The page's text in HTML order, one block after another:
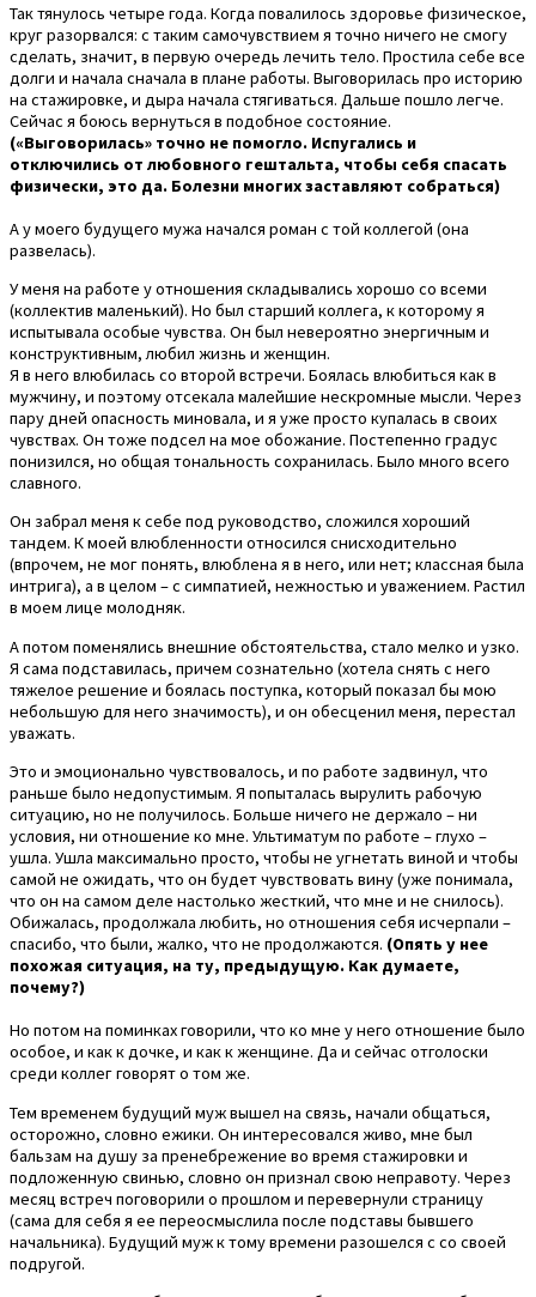
Так тянулось четыре года. Когда повалилось здоровье физическое,
круг разорвался: с таким самочувствием я точно ничего не смогу
сделать, значит, в первую очередь лечить тело. Простила себе все
долги и начала сначала в плане работы. Выговорилась про историю
на стажировке, и дыра начала стягиваться. Дальше пошло легче.
Сейчас я боюсь вернуться в подобное состояние.
(«Выговорилась» точно не помогло. Испугались и
отключились от любовного гештальта, чтобы себя спасать
физически, это да. Болезни многих заставляют собраться)
А у моего будущего мужа начался роман с той коллегой (она
развелась).
У меня на работе у отношения складывались хорошо со всеми
(коллектив маленький). Но был старший коллега, к которому я
испытывала особые чувства. Он был невероятно энергичным и
конструктивным, любил жизнь и женщин.
Я в него влюбилась со второй встречи. Боялась влюбиться как в
мужчину, и поэтому отсекала малейшие нескромные мысли. Через
пару дней опасность миновала, и я уже просто купалась в своих
чувствах. Он тоже подсел на мое обожание. Постепенно градус
понизился, но общая тональность сохранилась. Было много всего
славного.
Он забрал меня к себе под руководство, сложился хороший
тандем. К моей влюбленности относился снисходительно
(впрочем, не мог понять, влюблена я в него, или нет; классная была
интрига), а в целом – с симпатией, нежностью и уважением. Растил
в моем лице молодняк.
А потом поменялись внешние обстоятельства, стало мелко и узко.
Я сама подставилась, причем сознательно (хотела снять с него
тяжелое решение и боялась поступка, который показал бы мою
небольшую для него значимость), и он обесценил меня, перестал
уважать.
Это и эмоционально чувствовалось, и по работе задвинул, что
раньше было недопустимым. Я попыталась вырулить рабочую
ситуацию, но не получилось. Больше ничего не держало – ни
условия, ни отношение ко мне. Ультиматум по работе – глухо –
ушла. Ушла максимально просто, чтобы не угнетать виной и чтобы
самой не ожидать, что он будет чувствовать вину (уже понимала,
что он на самом деле настолько жесткий, что мне и не снилось).
Обижалась, продолжала любить, но отношения себя исчерпали –
спасибо, что были, жалко, что не продолжаются. (Опять у нее
похожая ситуация, на ту, предыдущую. Как думаете,
почему?)
Но потом на поминках говорили, что ко мне у него отношение было
особое, и как к дочке, и как к женщине. Да и сейчас отголоски
среди коллег говорят о том же.
Тем временем будущий муж вышел на связь, начали общаться,
осторожно, словно ежики. Он интересовался живо, мне был
бальзам на душу за пренебрежение во время стажировки и
подложенную свинью, словно он признал свою неправоту. Через
месяц встреч поговорили о прошлом и перевернули страницу
(сама для себя я ее переосмыслила после подставы бывшего
начальника). Будущий муж к тому времени разошелся с со своей
подругой.